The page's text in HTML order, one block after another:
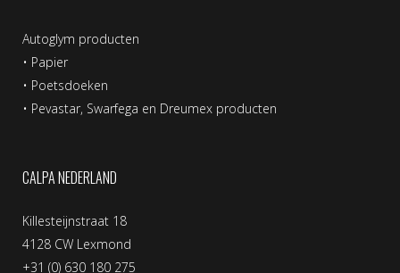
Autoglym producten
• Papier
• Poetsdoeken
• Pevastar, Swarfega en Dreumex producten
CALPA NEDERLAND
Killesteijnstraat 18
4128 CW Lexmond
+31 (0) 630 180 275